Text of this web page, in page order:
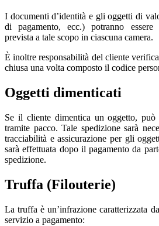
I documenti d’identità e gli oggetti di
di pagamento, ecc.) potranno essere
prevista a tale scopo in ciascuna camera.
È inoltre responsabilità del cliente
chiusa una volta composto il codice
Oggetti dimenticati
Se il cliente dimentica un oggetto, può
tramite pacco. Tale spedizione sarà
tracciabilità e assicurazione per gli
sarà effettuata dopo il pagamento da
spedizione.
Truffa (Filouterie)
La truffa è un’infrazione caratterizzata
servizio a pagamento: